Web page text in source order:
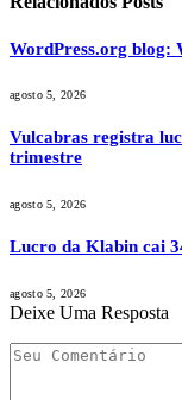
WordPress.org blog:
agosto 5, 2026
Vulcabras registra
trimestre
agosto 5, 2026
Lucro da Klabin cai
agosto 5, 2026
Deixe Uma Resposta